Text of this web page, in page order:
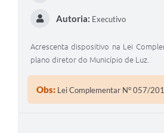
Autoria: Executivo
Acrescenta dispositivo na Lei
plano diretor do Município de Luz.
Obs: Lei Complementar N° 057/